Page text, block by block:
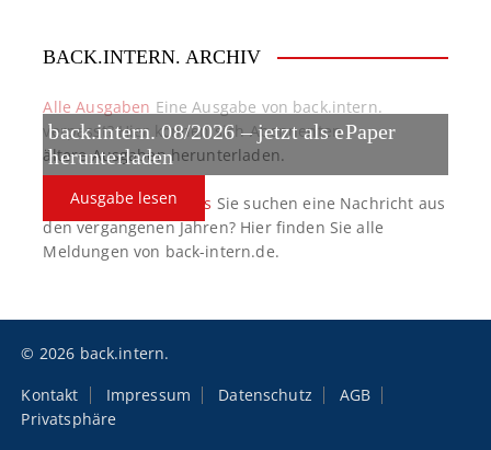
back.intern. 08/2026 – jetzt als ePaper
herunterladen
Ausgabe lesen
BACK.INTERN. ARCHIV
Alle Ausgaben Eine Ausgabe von back.intern.
verpasst? Hier können sich Abonnenten
ältere Ausgaben herunterladen.
back.intern. Top-News Sie suchen eine Nachricht aus
den vergangenen Jahren? Hier finden Sie alle
Meldungen von back-intern.de.
© 2026 back.intern.
Kontakt
Impressum Datenschutz
AGB
Privatsphäre